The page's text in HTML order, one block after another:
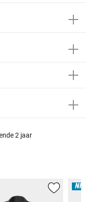
2 jaar